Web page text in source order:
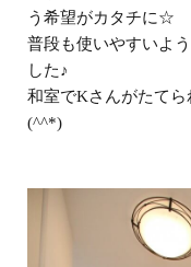
う希望がカタチに☆
普段も使いやすいよ
した♪
和室でKさんがたて
(^^*)